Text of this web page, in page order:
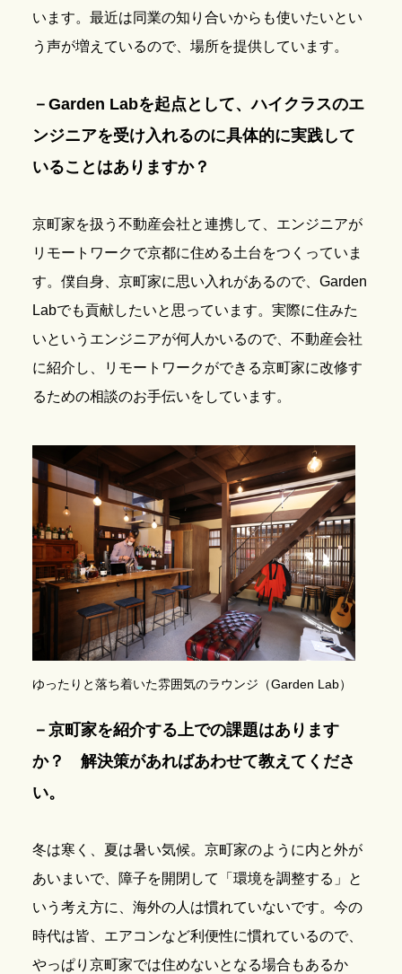
います。最近は同業の知り合いからも使いたいとい
う声が増えているので、場所を提供しています。
－Garden Labを起点として、ハイクラスのエ
ンジニアを受け入れるのに具体的に実践して
いることはありますか？
京町家を扱う不動産会社と連携して、エンジニアが
リモートワークで京都に住める土台をつくっていま
す。僕自身、京町家に思い入れがあるので、Garden
Labでも貢献したいと思っています。実際に住みた
いというエンジニアが何人かいるので、不動産会社
に紹介し、リモートワークができる京町家に改修す
るための相談のお手伝いをしています。
ゆったりと落ち着いた雰囲気のラウンジ（Garden Lab）
－京町家を紹介する上での課題はあります
か？ 解決策があればあわせて教えてくださ
い。
冬は寒く、夏は暑い気候。京町家のように内と外が
あいまいで、障子を開閉して「環境を調整する」と
いう考え方に、海外の人は慣れていないです。今の
時代は皆、エアコンなど利便性に慣れているので、
やっぱり京町家では住めないとなる場合もあるか